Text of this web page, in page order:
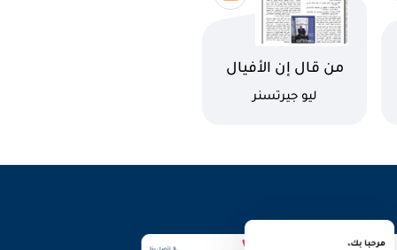
اسم الكتاب
من قال إن الأفيال
لا تستطيع
كاتب
ليو جيرتسنر